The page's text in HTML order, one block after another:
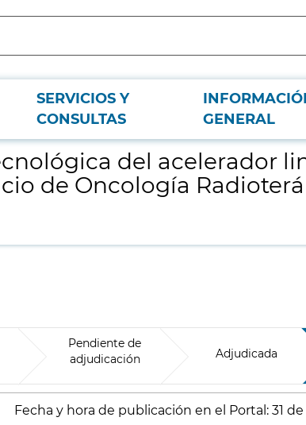
SERVICIOS Y
CONSULTAS
GENERAL
Synergy, ubicado en el Servicio de Oncología Radioterápica
del acelerador
de Oncología
Pendiente de
adjudicación
Adjudicada
Fecha y hora de publicación en el Portal: 31